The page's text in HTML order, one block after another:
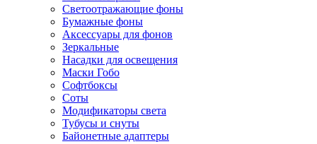
Светоотражающие фоны
Бумажные фоны
Аксессуары для фонов
Зеркальные
Насадки для освещения
Маски Гобо
Софтбоксы
Соты
Модификаторы света
Тубусы и снуты
Байонетные адаптеры